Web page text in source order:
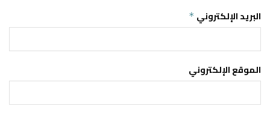
البريد الإلكتروني *
الموقع الإلكتروني